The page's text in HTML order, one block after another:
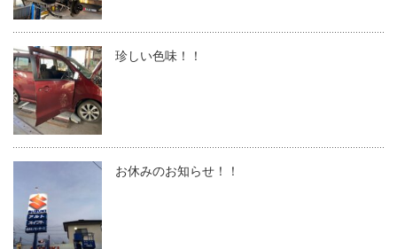
珍しい色味！！
お休みのお知らせ！！